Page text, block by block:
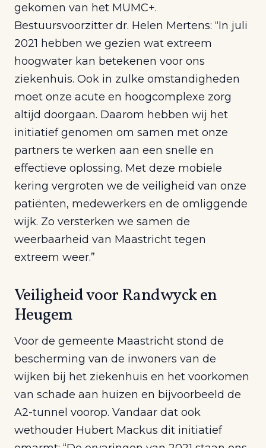
gekomen van het MUMC+.
Bestuursvoorzitter dr. Helen Mertens: “In juli
2021 hebben we gezien wat extreem
hoogwater kan betekenen voor ons
ziekenhuis. Ook in zulke omstandigheden
moet onze acute en hoogcomplexe zorg
altijd doorgaan. Daarom hebben wij het
initiatief genomen om samen met onze
partners te werken aan een snelle en
effectieve oplossing. Met deze mobiele
kering vergroten we de veiligheid van onze
patiënten, medewerkers en de omliggende
wijk. Zo versterken we samen de
weerbaarheid van Maastricht tegen
extreem weer.”
Veiligheid voor Randwyck en
Heugem
Voor de gemeente Maastricht stond de
bescherming van de inwoners van de
wijken bij het ziekenhuis en het voorkomen
van schade aan huizen en bijvoorbeeld de
A2-tunnel voorop. Vandaar dat ook
wethouder Hubert Mackus dit initiatief